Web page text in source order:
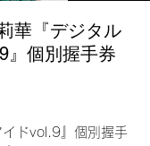
華『デジタル
』個別握手券
イドvol.9』個別握手